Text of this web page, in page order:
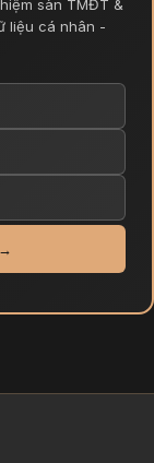
sàn TMĐT &
liệu cá nhân -